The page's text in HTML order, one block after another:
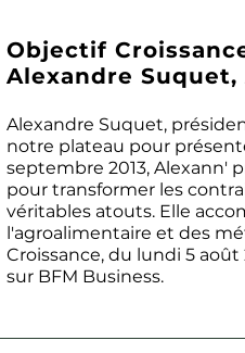
Objectif
Alexandre Suquet,
Alexandre Suquet,
notre plateau pour
septembre 2013, Alexann'
pour transformer les
véritables atouts. Elle
l'agroalimentaire et des
Croissance, du lundi 5
sur BFM Business.